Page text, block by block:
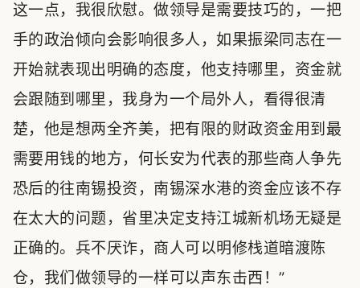
这一点，我很欣慰。做领导是需要技巧的，一把
手的政治倾向会影响很多人，如果振梁同志在一
开始就表现出明确的态度，他支持哪里，资金就
会跟随到哪里，我身为一个局外人，看得很清
楚，他是想两全齐美，把有限的财政资金用到最
需要用钱的地方，何长安为代表的那些商人争先
恐后的往南锡投资，南锡深水港的资金应该不存
在太大的问题，省里决定支持江城新机场无疑是
正确的。兵不厌诈，商人可以明修栈道暗渡陈
仓，我们做领导的一样可以声东击西！”